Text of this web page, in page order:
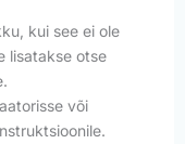
kui see ei ole
lisatakse otse
või